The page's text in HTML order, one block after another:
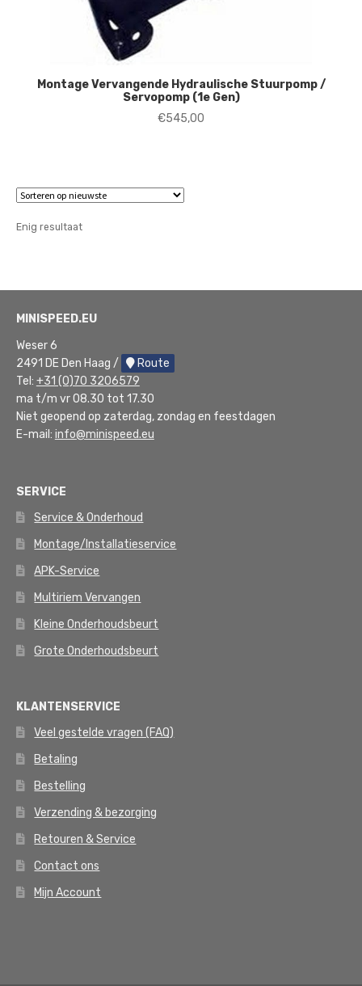
Montage Vervangende Hydraulische Stuurpomp /
Servopomp (1e Gen)
€545,00
Enig resultaat
MINISPEED.EU
Weser 6
2491 DE Den Haag /
Route
Tel: +31 (0)70 3206579
ma t/m vr 08.30 tot 17.30
Niet geopend op zaterdag, zondag en feestdagen
E-mail: info@minispeed.eu
SERVICE
Service & Onderhoud
Montage/Installatieservice
APK-Service
Multiriem Vervangen
Kleine Onderhoudsbeurt
Grote Onderhoudsbeurt
KLANTENSERVICE
Veel gestelde vragen (FAQ)
Betaling
Bestelling
Verzending & bezorging
Retouren & Service
Contact ons
Mijn Account